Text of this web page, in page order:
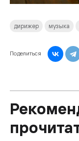
дирижер музыка
Поделиться